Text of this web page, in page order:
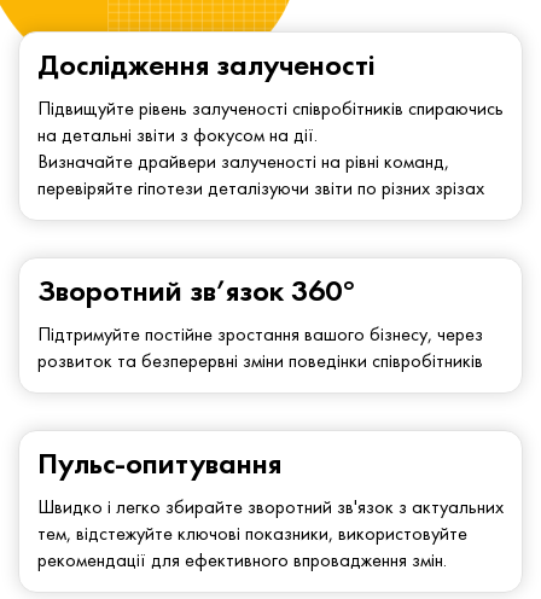
Дослідження залученості
Підвищуйте рівень залученості співробітників спираючись
на детальні звіти з фокусом на дії.
Визначайте драйвери залученості на рівні команд,
перевіряйте гіпотези деталізуючи звіти по різних зрізах
Зворотний зв’язок 360°
Підтримуйте постійне зростання вашого бізнесу, через
розвиток та безперервні зміни поведінки співробітників
Пульс-опитування
Швидко і легко збирайте зворотний зв'язок з актуальних
тем, відстежуйте ключові показники, використовуйте
рекомендації для ефективного впровадження змін.